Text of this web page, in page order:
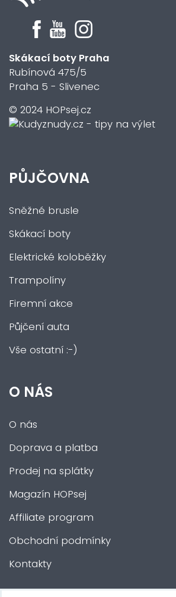
Skákací boty Praha
Rubínová 475/5
Praha 5 - Slivenec
© 2024 HOPsej.cz
PŮJČOVNA
Sněžné brusle
Skákací boty
Elektrické koloběžky
Trampolíny
Firemní akce
Půjčení auta
Vše ostatní :-)
O NÁS
O nás
Doprava a platba
Prodej na splátky
Magazín HOPsej
Affiliate program
Obchodní podmínky
Kontakty